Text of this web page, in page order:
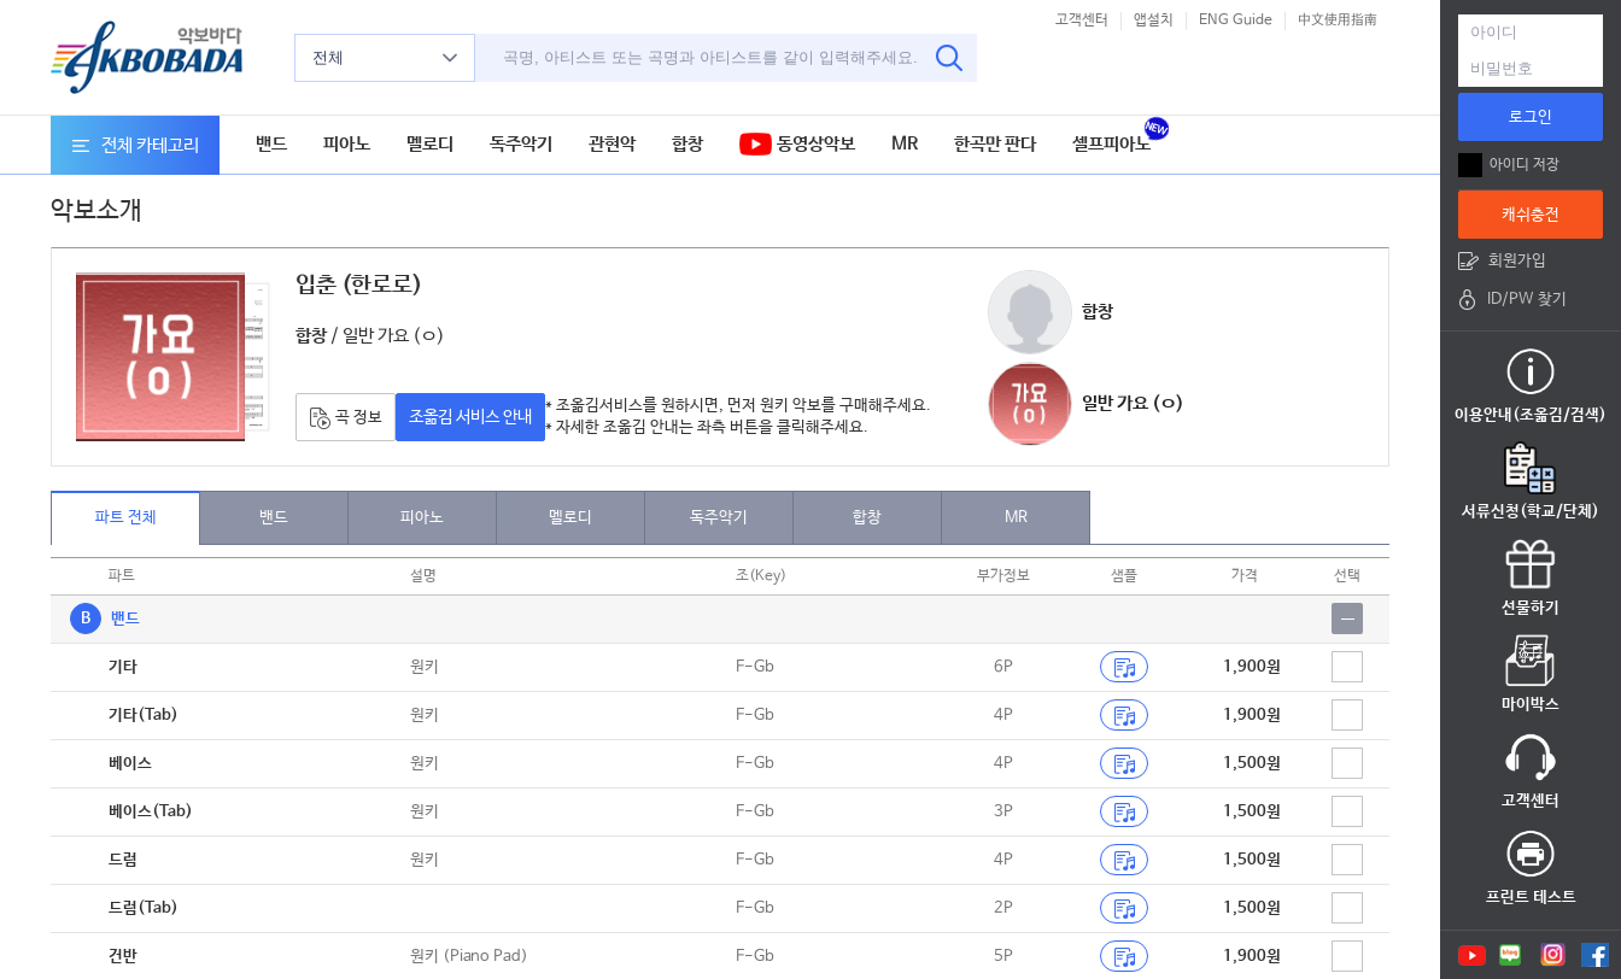
전체
고객센터 앱설치 ENG Guide 中文使用指南
전체 카테고리 밴드 피아노 멜로디 독주악기 관현악 합창 동영상악보 MR 한곡만 판다 셀프피아노
악보소개
입춘 (한로로)
합창/ 일반 가요 (ㅇ)
곡 정보 조옮김 서비스 안내
* 조옮김서비스를 원하시면, 먼저 원키 악보를 구매해주세요.
* 자세한 조옮김 안내는 좌측 버튼을 클릭해주세요.
합창
일반 가요 (ㅇ)
파트 전체 밴드 피아노 멜로디 독주악기 합창 MR
파트 설명 조(Key) 부가정보 샘플 가격 선택
B 밴드
기타 원키 F-Gb 6P 1,900원
기타(Tab) 원키 F-Gb 4P 1,900원
베이스 원키 F-Gb 4P 1,500원
베이스(Tab) 원키 F-Gb 3P 1,500원
드럼 원키 F-Gb 4P 1,500원
드럼(Tab) F-Gb 2P 1,500원
건반 원키 (Piano Pad) F-Gb 5P 1,900원
로그인
아이디 저장
캐쉬충전
회원가입
ID/PW 찾기
이용안내(조옮김/검색)
서류신청(학교/단체)
선물하기
마이박스
고객센터
프린트 테스트